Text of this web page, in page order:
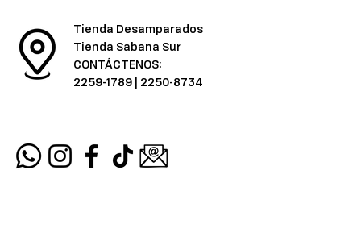
Tienda Desamparados
Tienda Sabana Sur
CONTÁCTENOS:
2259-1789 | 2250-8734